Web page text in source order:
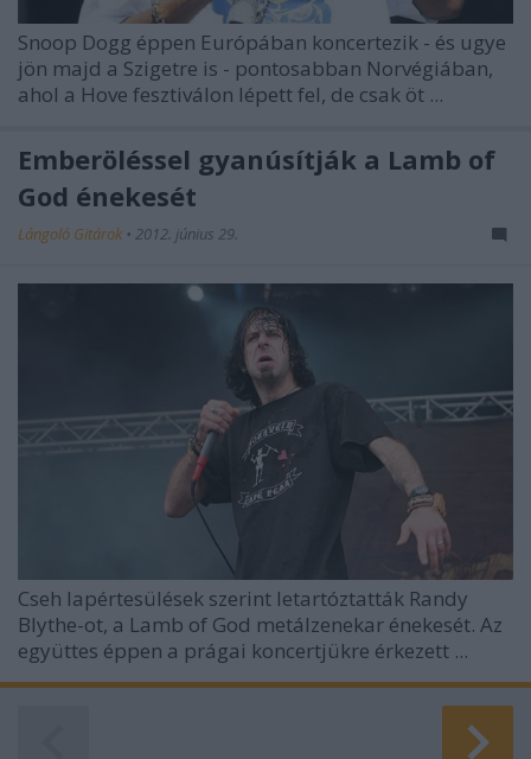
Snoop Dogg éppen Európában koncertezik - és ugye
jön majd a Szigetre is - pontosabban Norvégiában,
ahol a Hove fesztiválon lépett fel, de csak öt ...
Emberöléssel gyanúsítják a Lamb of
God énekesét
Lángoló Gitárok • 2012. június 29.
Cseh lapértesülések szerint letartóztatták Randy
Blythe-ot, a Lamb of God metálzenekar énekesét. Az
együttes éppen a prágai koncertjükre érkezett ...